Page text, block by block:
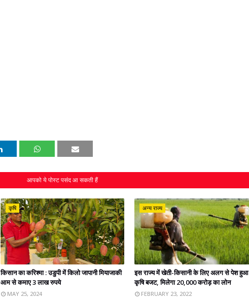
आपको ये पोस्ट पसंद आ सकती हैं
कृषि
किसान का करिश्मा : उडुपी में किलो जापानी मियाजाकी
आम से कमाए 3 लाख रुपये
MAY 25, 2024
अन्य राज्य
इस राज्‍य में खेती-किसानी के लिए अलग से पेश हुआ
कृषि बजट, मिलेगा 20,000 करोड़ का लोन
FEBRUARY 23, 2022